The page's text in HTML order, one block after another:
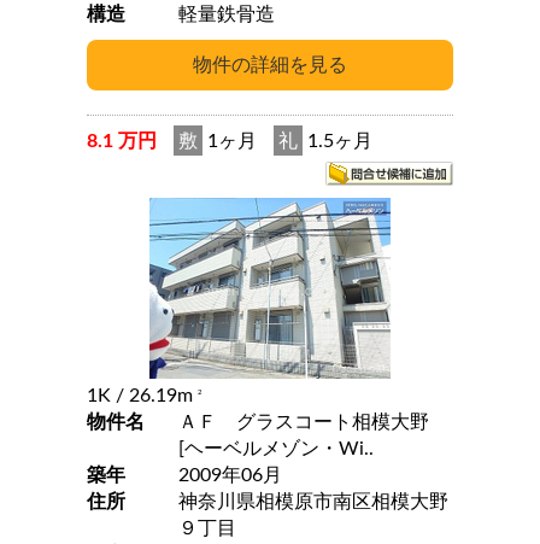
構造
軽量鉄骨造
8.1 万円 敷 1ヶ月 礼 1.5ヶ月
1K / 26.19m 2
物件名
ＡＦ グラスコート相模大野
[ヘーベルメゾン・Wi..
築年
2009年06月
住所
神奈川県相模原市南区相模大野
９丁目